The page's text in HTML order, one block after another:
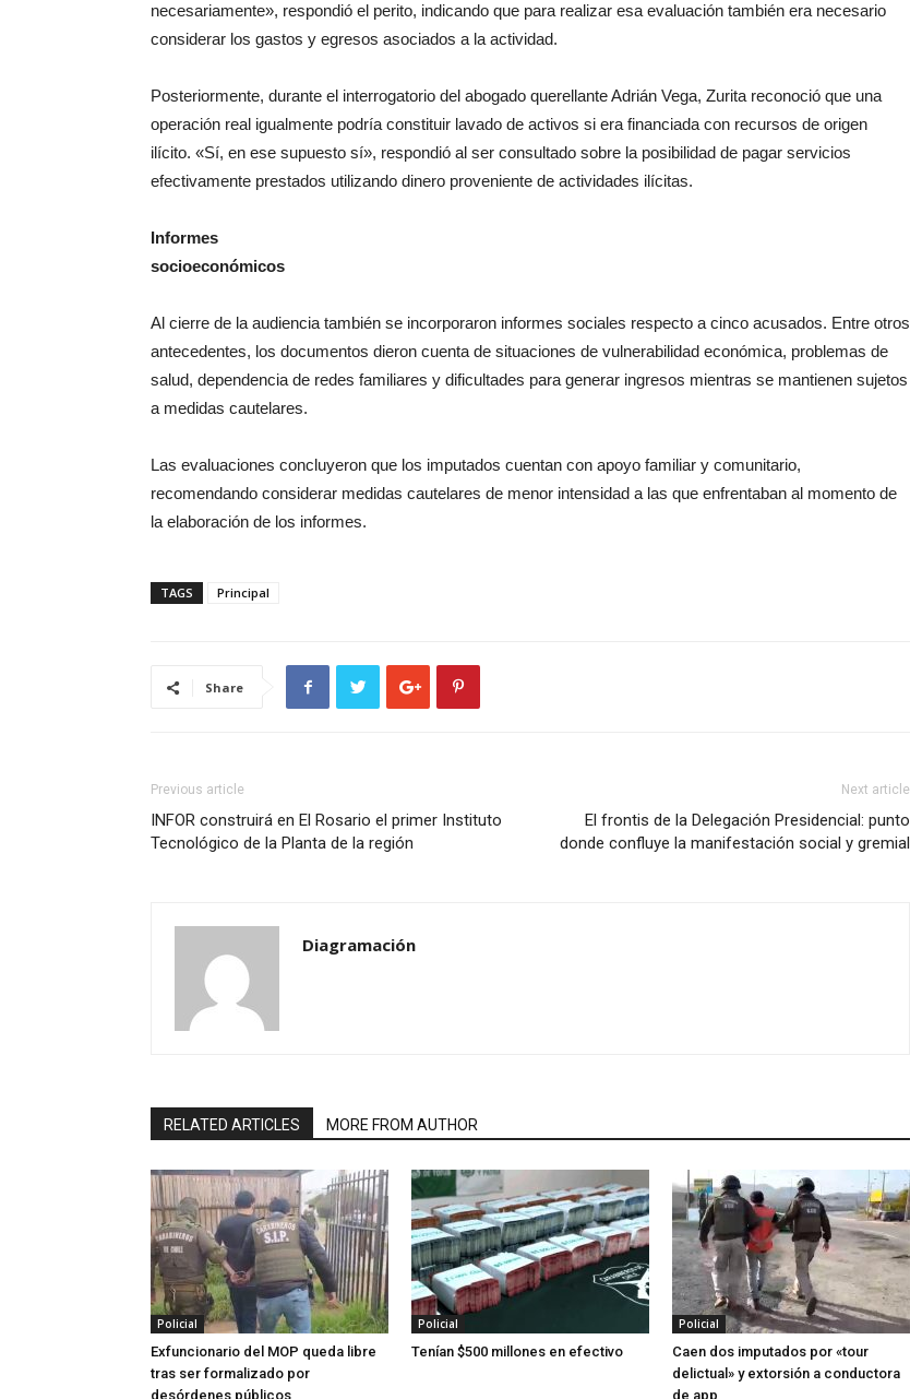
necesariamente», respondió el perito, indicando que para realizar esa evaluación también era necesario
considerar los gastos y egresos asociados a la actividad.
Posteriormente, durante el interrogatorio del abogado querellante Adrián Vega, Zurita reconoció que una
operación real igualmente podría constituir lavado de activos si era financiada con recursos de origen
ilícito. «Sí, en ese supuesto sí», respondió al ser consultado sobre la posibilidad de pagar servicios
efectivamente prestados utilizando dinero proveniente de actividades ilícitas.
Informes
socioeconómicos
Al cierre de la audiencia también se incorporaron informes sociales respecto a cinco acusados. Entre otros
antecedentes, los documentos dieron cuenta de situaciones de vulnerabilidad económica, problemas de
salud, dependencia de redes familiares y dificultades para generar ingresos mientras se mantienen sujetos
a medidas cautelares.
Las evaluaciones concluyeron que los imputados cuentan con apoyo familiar y comunitario,
recomendando considerar medidas cautelares de menor intensidad a las que enfrentaban al momento de
la elaboración de los informes.
TAGS Principal
Share
Previous article
INFOR construirá en El Rosario el primer Instituto
Tecnológico de la Planta de la región
Next article
El frontis de la Delegación Presidencial: punto
donde confluye la manifestación social y gremial
Diagramación
RELATED ARTICLES MORE FROM AUTHOR
Policial
Exfuncionario del MOP queda libre
tras ser formalizado por
desórdenes públicos
Policial
Tenían $500 millones en efectivo
Policial
Caen dos imputados por «tour
delictual» y extorsión a conductora
de app